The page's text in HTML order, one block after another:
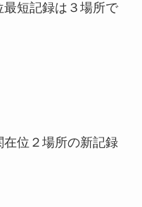
短記録は３場所で
位２場所の新記録